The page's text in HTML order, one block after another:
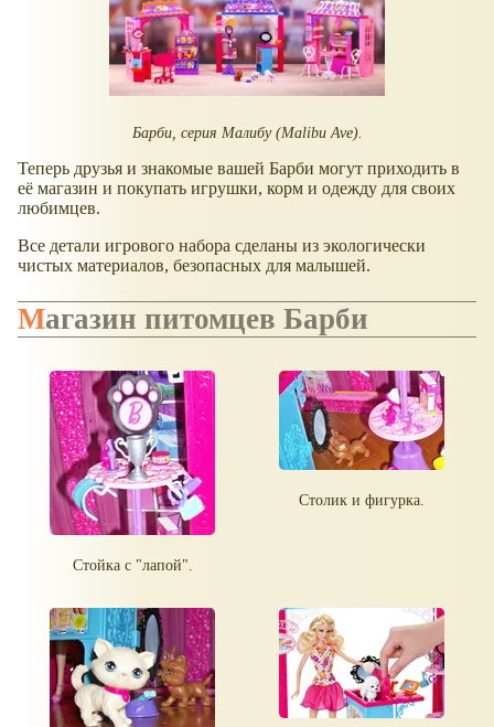
Барби, серия Малибу (Malibu Ave).
Теперь друзья и знакомые вашей Барби могут приходить в
её магазин и покупать игрушки, корм и одежду для своих
любимцев.
Все детали игрового набора сделаны из экологически
чистых материалов, безопасных для малышей.
Магазин питомцев Барби
Стойка с "лапой".
Столик и фигурка.